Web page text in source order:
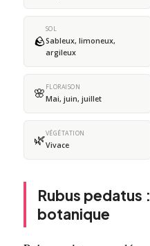
🪨
SOL
Sableux, limoneux,
argileux
🌸 FLORAISON
Mai, juin, juillet
🌿VÉGÉTATION
Vivace
Rubus
botanique